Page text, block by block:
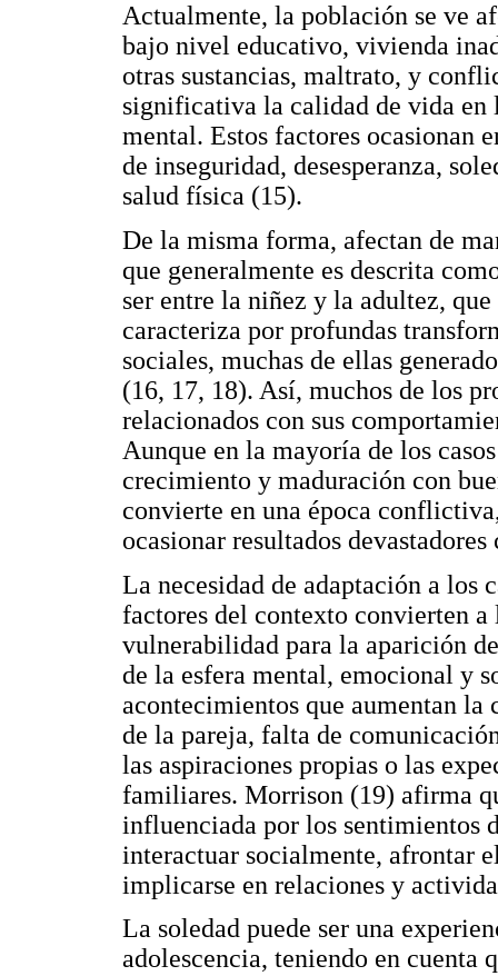
Actualmente, la población se ve
bajo nivel educativo, vivienda
otras sustancias, maltrato, y
significativa la calidad de vida en
mental. Estos factores ocasionan
de inseguridad, desesperanza,
salud física (15).
De la misma forma, afectan de
que generalmente es descrita
ser entre la niñez y la adultez,
caracteriza por profundas
sociales, muchas de ellas
(16, 17, 18). Así, muchos de los
relacionados con sus
Aunque en la mayoría de los
crecimiento y maduración con
convierte en una época
ocasionar resultados
La necesidad de adaptación a los
factores del contexto convierten
vulnerabilidad para la aparición
de la esfera mental, emocional y
acontecimientos que aumentan la
de la pareja, falta de
las aspiraciones propias o las
familiares. Morrison (19) afirma
influenciada por los sentimientos
interactuar socialmente, afrontar
implicarse en relaciones y
La soledad puede ser una
adolescencia, teniendo en cuenta